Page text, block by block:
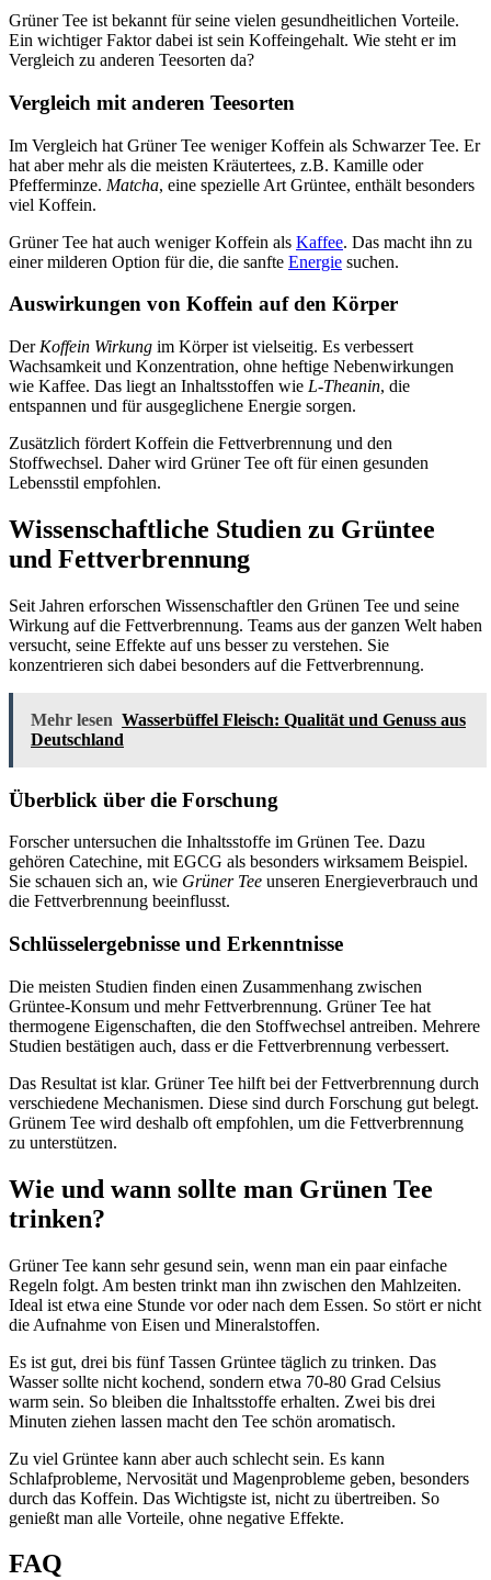
Grüner Tee ist bekannt für seine vielen gesundheitlichen Vorteile.
Ein wichtiger Faktor dabei ist sein Koffeingehalt. Wie steht er im
Vergleich zu anderen Teesorten da?
Vergleich mit anderen Teesorten
Im Vergleich hat Grüner Tee weniger Koffein als Schwarzer Tee. Er
hat aber mehr als die meisten Kräutertees, z.B. Kamille oder
Pfefferminze. Matcha, eine spezielle Art Grüntee, enthält besonders
viel Koffein.
Grüner Tee hat auch weniger Koffein als Kaffee. Das macht ihn zu
einer milderen Option für die, die sanfte Energie suchen.
Auswirkungen von Koffein auf den Körper
Der Koffein Wirkung im Körper ist vielseitig. Es verbessert
Wachsamkeit und Konzentration, ohne heftige Nebenwirkungen
wie Kaffee. Das liegt an Inhaltsstoffen wie L-Theanin, die
entspannen und für ausgeglichene Energie sorgen.
Zusätzlich fördert Koffein die Fettverbrennung und den
Stoffwechsel. Daher wird Grüner Tee oft für einen gesunden
Lebensstil empfohlen.
Wissenschaftliche Studien zu Grüntee
und Fettverbrennung
Seit Jahren erforschen Wissenschaftler den Grünen Tee und seine
Wirkung auf die Fettverbrennung. Teams aus der ganzen Welt haben
versucht, seine Effekte auf uns besser zu verstehen. Sie
konzentrieren sich dabei besonders auf die Fettverbrennung.
Mehr lesen Wasserbüffel Fleisch: Qualität und Genuss aus
Deutschland
Überblick über die Forschung
Forscher untersuchen die Inhaltsstoffe im Grünen Tee. Dazu
gehören Catechine, mit EGCG als besonders wirksamem Beispiel.
Sie schauen sich an, wie Grüner Tee unseren Energieverbrauch und
die Fettverbrennung beeinflusst.
Schlüsselergebnisse und Erkenntnisse
Die meisten Studien finden einen Zusammenhang zwischen
Grüntee-Konsum und mehr Fettverbrennung. Grüner Tee hat
thermogene Eigenschaften, die den Stoffwechsel antreiben. Mehrere
Studien bestätigen auch, dass er die Fettverbrennung verbessert.
Das Resultat ist klar. Grüner Tee hilft bei der Fettverbrennung durch
verschiedene Mechanismen. Diese sind durch Forschung gut belegt.
Grünem Tee wird deshalb oft empfohlen, um die Fettverbrennung
zu unterstützen.
Wie und wann sollte man Grünen Tee
trinken?
Grüner Tee kann sehr gesund sein, wenn man ein paar einfache
Regeln folgt. Am besten trinkt man ihn zwischen den Mahlzeiten.
Ideal ist etwa eine Stunde vor oder nach dem Essen. So stört er nicht
die Aufnahme von Eisen und Mineralstoffen.
Es ist gut, drei bis fünf Tassen Grüntee täglich zu trinken. Das
Wasser sollte nicht kochend, sondern etwa 70-80 Grad Celsius
warm sein. So bleiben die Inhaltsstoffe erhalten. Zwei bis drei
Minuten ziehen lassen macht den Tee schön aromatisch.
Zu viel Grüntee kann aber auch schlecht sein. Es kann
Schlafprobleme, Nervosität und Magenprobleme geben, besonders
durch das Koffein. Das Wichtigste ist, nicht zu übertreiben. So
genießt man alle Vorteile, ohne negative Effekte.
FAQ